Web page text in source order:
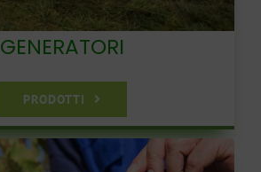
GENERATORI
PRODOTTI